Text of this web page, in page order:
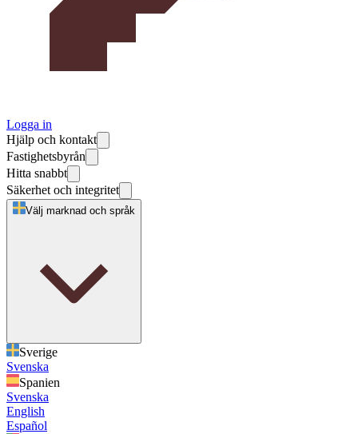
Logga in
Hjälp och kontakt
Fastighetsbyrån
Hitta snabbt
Säkerhet och integritet
Välj marknad och språk
Sverige
Svenska
Spanien
Svenska
English
Español